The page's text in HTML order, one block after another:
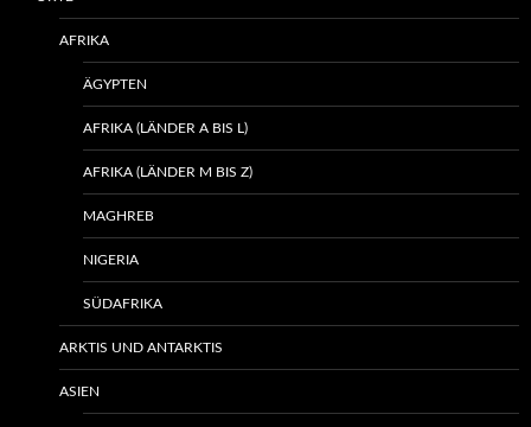
AFRIKA
ÄGYPTEN
AFRIKA (LÄNDER A BIS L)
AFRIKA (LÄNDER M BIS Z)
MAGHREB
NIGERIA
SÜDAFRIKA
ARKTIS UND ANTARKTIS
ASIEN